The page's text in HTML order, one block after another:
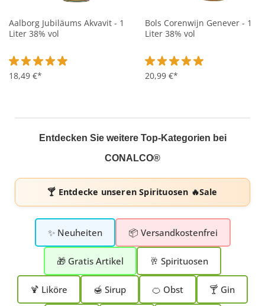
Aalborg Jubiläums Akvavit - 1
Liter 38% vol
Durchschnittliche Bewertung von 4.9 von 5 Sternen
18,49 €*
Bols Corenwijn Genever - 1
Liter 38% vol
Durchschnittliche
20,99 €*
Entdecken Sie weitere Top-Kategorien bei
CONALCO®
🍸 Entdecke unserenSpirituosen 🔥Sale
✨ Neuheiten 📦 Versandkostenfrei
🎁 Gratis Artikel 🥂 Spirituosen
🍹 Liköre 🍯 Sirup 🍊 Obst 🍸 Gin